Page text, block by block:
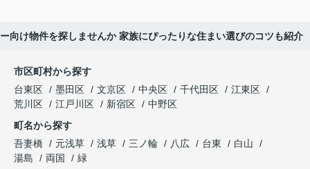
向け物件を探しませんか 家族にぴったりな住まい選びのコツも紹介
市区町村から探す
台東区
墨田区 文京区 中央区 千代田区
江東区
荒川区
江戸川区 新宿区
中野区
町名から探す
吾妻橋
元浅草 浅草 三ノ輪 八広 台東
白山
湯島
両国
緑